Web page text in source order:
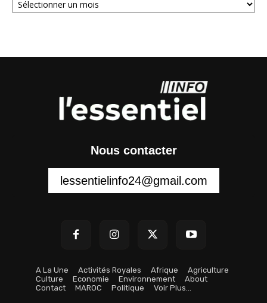
Nous contacter
lessentielinfo24@gmail.com
A La Une Activités Royales Afrique
Agriculture
Culture
Economie Environnement
About
Contact
MAROC Politique Voir Plus…